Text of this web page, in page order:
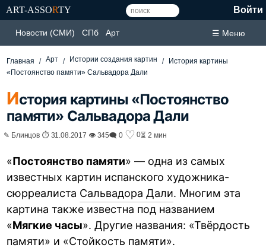
ART-ASSORTY Войти
Новости (СМИ) СПб Арт ☰ Меню
Главная Арт Истории создания картин
История картины
«Постоянство памяти» Сальвадора Дали
История картины «Постоянство
памяти» Сальвадора Дали
✎ Блинцов ⏱ 31.08.2017 👁 345🗨 0 ♡ 0⏳ 2 мин
«Постоянство памяти» — одна из самых
известных картин испанского художника-
сюрреалиста Сальвадора Дали. Многим эта
картина также известна под названием
«Мягкие часы». Другие названия: «Твёрдость
памяти» и «Стойкость памяти».